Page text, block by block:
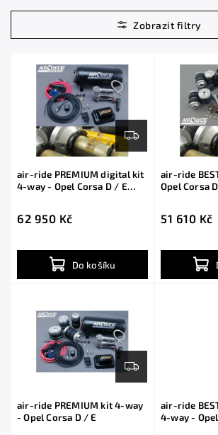
Nejlevnější
Nejdražší
air-ride PREMIUM digital kit
4-way - Opel Corsa D / E
62 950 Kč
Do košíku
air-ride
Opel Corsa
51 610 Kč
air-ride PREMIUM kit 4-way
- Opel Corsa D / E
air-ride
4-way -